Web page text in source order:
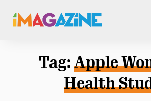
Tag: Apple
Health